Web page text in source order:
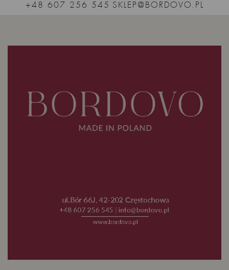
+48 607 256 545 SKLEP@BORDOVO.PL